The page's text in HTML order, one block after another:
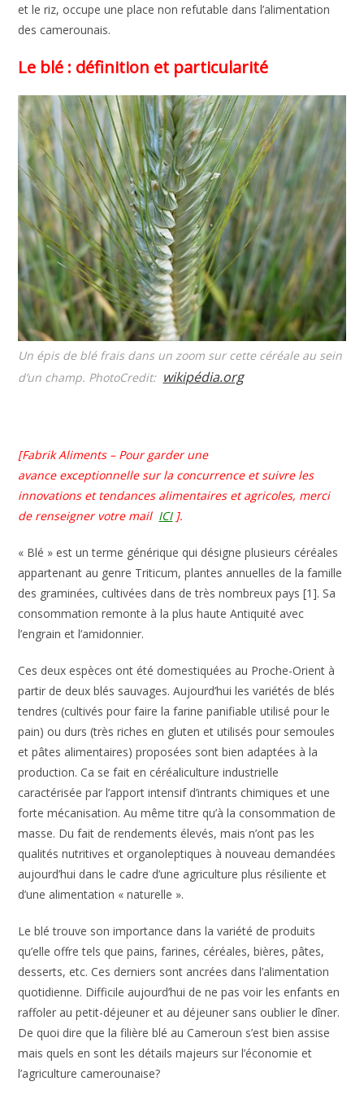
et le riz, occupe une place non refutable dans l’alimentation
des camerounais.
Le blé : définition et particularité
Un épis de blé frais dans un zoom sur cette céréale au sein
d’un champ. PhotoCredit: wikipédia.org
[Fabrik Aliments – Pour garder une
avance exceptionnellesur la concurrence et suivre les
innovations et tendances alimentaires et agricoles, merci
de renseigner votre mail ICI].
« Blé » est un terme générique qui désigne plusieurs céréales
appartenant au genre Triticum, plantes annuelles de la famille
des graminées, cultivées dans de très nombreux pays [1]. Sa
consommation remonte à la plus haute Antiquité avec
l’engrain et l’amidonnier.
Ces deux espèces ont été domestiquées au Proche-Orient à
partir de deux blés sauvages. Aujourd’hui les variétés de blés
tendres (cultivés pour faire la farine panifiable utilisé pour le
pain) ou durs (très riches en gluten et utilisés pour semoules
et pâtes alimentaires) proposées sont bien adaptées à la
production. Ca se fait en céréaliculture industrielle
caractérisée par l’apport intensif d’intrants chimiques et une
forte mécanisation. Au même titre qu’à la consommation de
masse. Du fait de rendements élevés, mais n’ont pas les
qualités nutritives et organoleptiques à nouveau demandées
aujourd’hui dans le cadre d’une agriculture plus résiliente et
d’une alimentation « naturelle ».
Le blé trouve son importance dans la variété de produits
qu’elle offre tels que pains, farines, céréales, bières, pâtes,
desserts, etc. Ces derniers sont ancrées dans l’alimentation
quotidienne. Difficile aujourd’hui de ne pas voir les enfants en
raffoler au petit-déjeuner et au déjeuner sans oublier le dîner.
De quoi dire que la filière blé au Cameroun s’est bien assise
mais quels en sont les détails majeurs sur l’économie et
l’agriculture camerounaise?